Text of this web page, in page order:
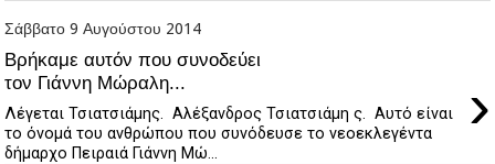
Σάββατο 9 Αυγούστου 2014
Βρήκαμε αυτόν που συνοδεύει
τον Γιάννη Μώραλη...
›
Λέγεται Τσιατσιάμης. Αλέξανδρος Τσιατσιάμη ς. Αυτό είναι
το όνομά του ανθρώπου που συνόδευσε το νεοεκλεγέντα
δήμαρχο Πειραιά Γιάννη Μώ...